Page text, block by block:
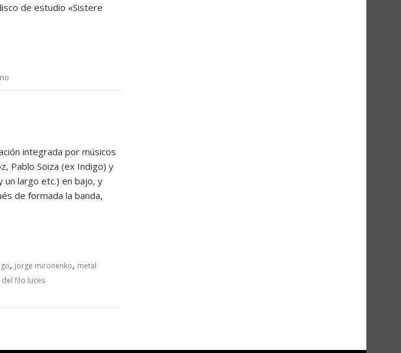
de estudio «Sistere
integrada por músicos
Pablo Soiza (ex Indigo) y
un largo etc.) en bajo, y
de formada la banda,
, jorge mironenko, metal
filo luces